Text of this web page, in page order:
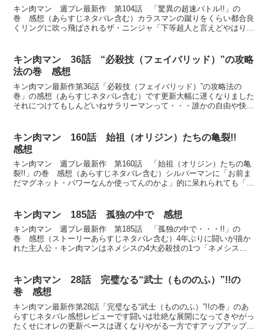
キン肉マン 週プレ最新作 第104話 「驚異の超速バトル!!」の
巻 感想（あらすじネタバレ含む）カラスマンの蹴りをくらい都合良
くリングに吹っ飛ばされるザ・ニンジャ「下等超人と言えどやはり闘
キン肉マン 36話 “必殺技（フェイバリッド）”の攻略
法の巻 感想
キン肉マン最新作第36話「必殺技（フェイバリッド）”の攻略法の
巻」の感想（あらすじネタバレ含む）です更新大幅に遅くなりました
それにつけてもしんどいねサラリーマンって・・・誰かの自由や快楽
キン肉マン 160話 始祖（オリジン）たちの亀裂!!
感想
キン肉マン 週プレ最新作 第160話 「始祖（オリジン）たちの亀
裂!!」の巻 感想（あらすじネタバレ含む）シルバーマンに「お前ま
だマグネット・パワーなんか使ってんのかよ」的に呆れられても「も
キン肉マン 185話 孤独の中で 感想
キン肉マン 週プレ最新作 第185話 「孤独の中で・・・!!」の
巻 感想（ストーリーあらすじネタバレ含む）4年ぶりに闘いが描か
れた主人公・キン肉マンはネメシスの4大必殺技の1つ「ネメシス・
キン肉マン 28話 完璧なる“武士（もののふ）”!!の
巻 感想
キン肉マン最新作第28話「完璧なる“武士（もののふ）”!!の巻」のあ
らすじネタバレ感想レビューです闘いは壮絶な展開になってきやがっ
たくせにオレの更新ペースは遅くなりやがる一方ですアップアップに